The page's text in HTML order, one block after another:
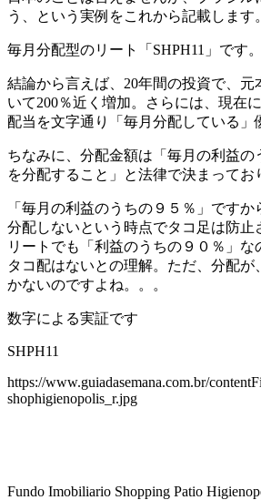
う、という実例をこれから記載します。
毎月分配型のリート「SHPH11」です。
結論から言えば、20年間の投資で、元
いて200％近く増加。さらには、現在
配当を文字通り「毎月分配している」
ちなみに、分配金額は「毎月の利益の
を分配すること」と法律で決まってお
「毎月の利益のうちの９５％」です
分配しないという時点でタコ足は防止
リートでも「利益のうちの９０％」な
タコ配はないとの理解。ただ、分配が
かないのですよね。。。
数字による実証です
SHPH11
https://www.guiadasemana.com.br/
shophigienopolis_r.jpg
Fundo Imobiliario Shopping Patio